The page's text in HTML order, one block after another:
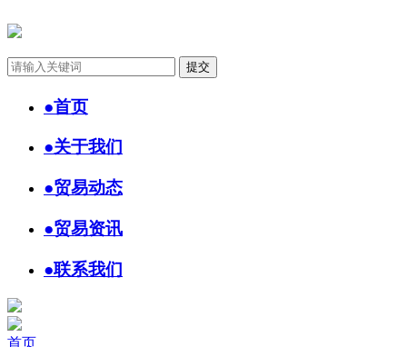
●首页
●关于我们
●贸易动态
●贸易资讯
●联系我们
首页